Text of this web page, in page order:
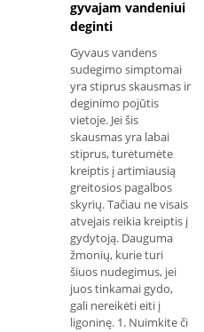
skausmas būtų
lengvesnis. Nedelsiant
eik į ligonin
gyvajam vandeniui
deginti
Gyvaus vandens
sudegimo simptomai
yra stiprus skausmas ir
deginimo pojūtis
vietoje. Jei šis
skausmas yra labai
stiprus, turėtumėte
kreiptis į artimiausią
greitosios pagalbos
skyrių. Tačiau ne visais
atvejais reikia kreiptis į
gydytoją. Dauguma
žmonių, kurie turi
šiuos nudegimus, jei
juos tinkamai gydo,
gali nereikėti eiti į
ligoninę. 1. Nuimkite či